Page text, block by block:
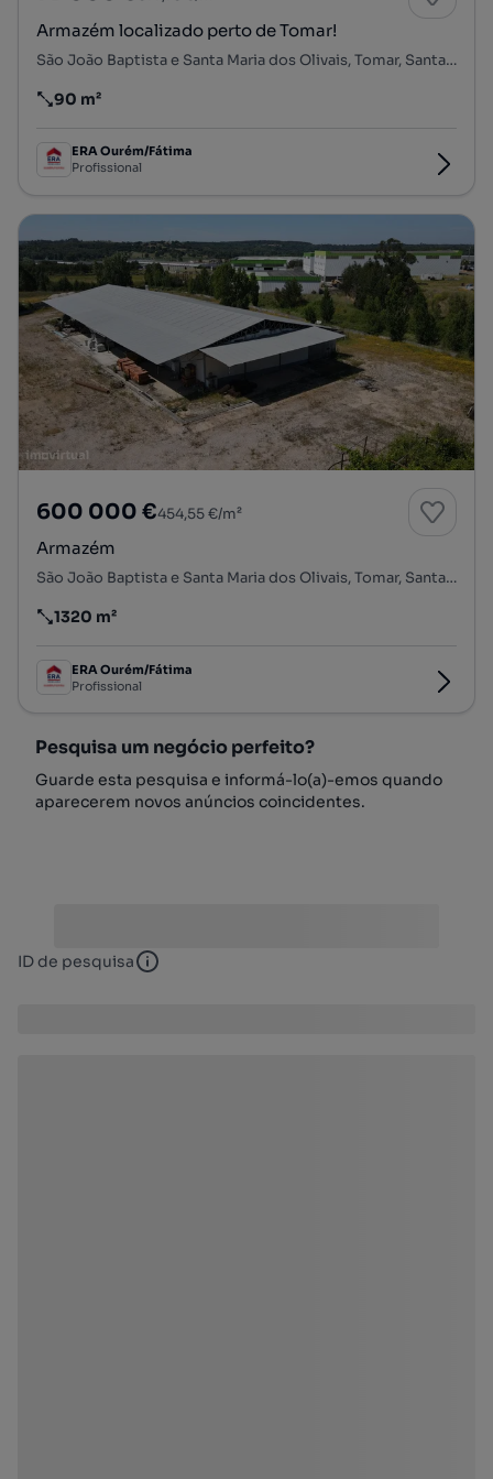
Armazém localizado perto de Tomar!
São João Baptista e Santa Maria dos Olivais, Tomar, Santarém
Preço por metro quadrado
90 m²
ERA Ourém/Fátima
Profissional
600 000 €454,55 €/m²
Armazém
São João Baptista e Santa Maria dos Olivais, Tomar, Santarém
Preço por metro quadrado
1320 m²
ERA Ourém/Fátima
Profissional
Pesquisa um negócio perfeito?
Guarde esta pesquisa e informá-lo(a)-emos quando
aparecerem novos anúncios coincidentes.
ID de pesquisa ID de pesquisa